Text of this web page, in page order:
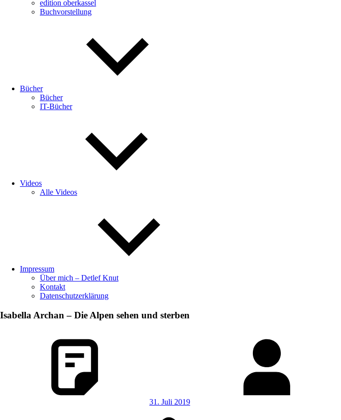
edition oberkassel
Buchvorstellung
Bücher
Bücher
IT-Bücher
Videos
Alle Videos
Impressum
Über mich – Detlef Knut
Kontakt
Datenschutzerklärung
Isabella Archan – Die Alpen sehen und sterben
31. Juli 2019